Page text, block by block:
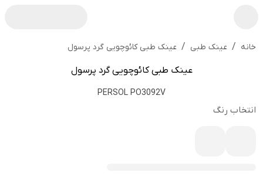
خانه / عینک طبی / عینک طبی کائوچویی گرد پرسول
عینک طبی کائوچویی گرد پرسول
PERSOL PO3092V
انتخاب رنگ